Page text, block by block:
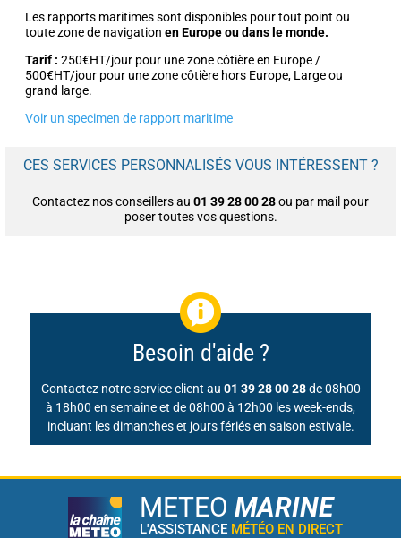
Les rapports maritimes sont disponibles pour tout point ou
toute zone de navigation en Europe ou dans le monde.
Tarif : 250€HT/jour pour une zone côtière en Europe /
500€HT/jour pour une zone côtière hors Europe, Large ou
grand large.
Voir un specimen de rapport maritime
CES SERVICES PERSONNALISÉS VOUS INTÉRESSENT ?
Contactez nos conseillers au 01 39 28 00 28ou par mail pour
poser toutes vos questions.
Besoin d'aide ?
Contactez notre service client au 01 39 28 00 28de 08h00
à 18h00 en semaine et de 08h00 à 12h00 les week-ends,
incluant les dimanches et jours fériés en saison estivale.
METEO MARINE
L'ASSISTANCE MÉTÉO EN DIRECT